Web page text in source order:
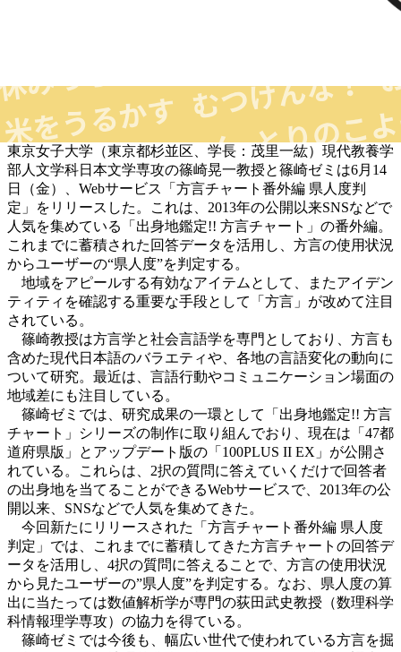
東京女子大学（東京都杉並区、学長：茂里一紘）現代教養学
部人文学科日本文学専攻の篠崎晃一教授と篠崎ゼミは6月14
日（金）、Webサービス「方言チャート番外編 県人度判
定」をリリースした。これは、2013年の公開以来SNSなどで
人気を集めている「出身地鑑定!! 方言チャート」の番外編。
これまでに蓄積された回答データを活用し、方言の使用状況
からユーザーの“県人度”を判定する。
地域をアピールする有効なアイテムとして、またアイデン
ティティを確認する重要な手段として「方言」が改めて注目
されている。
篠崎教授は方言学と社会言語学を専門としており、方言も
含めた現代日本語のバラエティや、各地の言語変化の動向に
ついて研究。最近は、言語行動やコミュニケーション場面の
地域差にも注目している。
篠崎ゼミでは、研究成果の一環として「出身地鑑定!! 方言
チャート」シリーズの制作に取り組んでおり、現在は「47都
道府県版」とアップデート版の「100PLUS II EX」が公開さ
れている。これらは、2択の質問に答えていくだけで回答者
の出身地を当てることができるWebサービスで、2013年の公
開以来、SNSなどで人気を集めてきた。
今回新たにリリースされた「方言チャート番外編 県人度
判定」では、これまでに蓄積してきた方言チャートの回答デ
ータを活用し、4択の質問に答えることで、方言の使用状況
から見たユーザーの”県人度”を判定する。なお、県人度の算
出に当たっては数値解析学が専門の荻田武史教授（数理科学
科情報理学専攻）の協力を得ている。
篠崎ゼミでは今後も、幅広い世代で使われている方言を掘